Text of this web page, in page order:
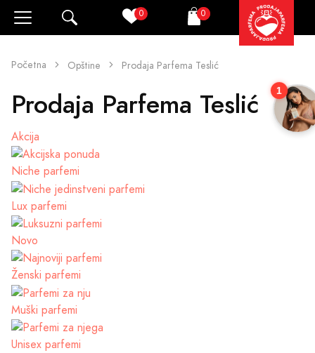
0 Korpa
0
Početna Opštine Prodaja Parfema Teslić
Prodaja Parfema Teslić
Akcija
Niche parfemi
Lux parfemi
Novo
Ženski parfemi
Muški parfemi
Unisex parfemi
1